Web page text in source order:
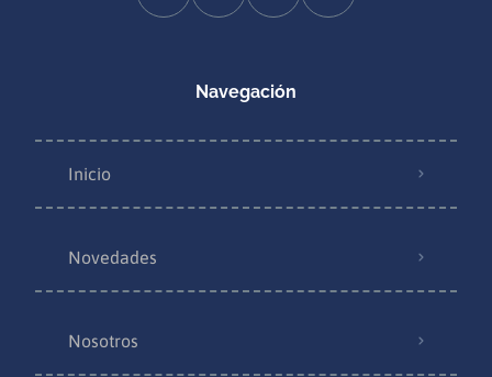
Navegación
Inicio
Novedades
Nosotros